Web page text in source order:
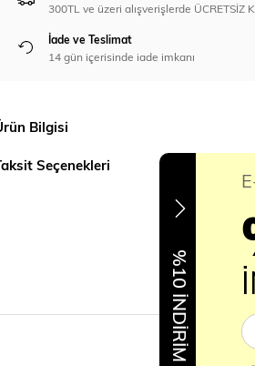
300TL ve üzeri alışverişlerde ÜCRETSİZ
İade ve Teslimat
14 gün içerisinde iade imkanı
Bilgisi
Seçenekleri
%10 İNDİRİM